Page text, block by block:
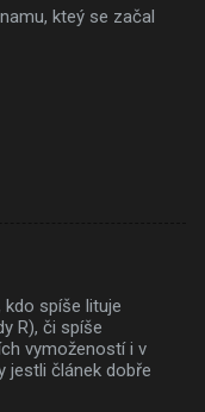
kteý se začal
kdo spíše lituje
R), či spíše
vymožeností i v
jestli článek dobře